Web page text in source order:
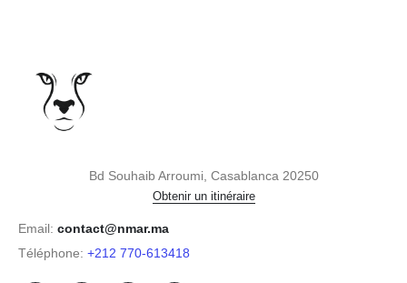
Bd Souhaib Arroumi, Casablanca 20250
Obtenir un itinéraire
Email: contact@nmar.ma
Téléphone: +212 770-613418